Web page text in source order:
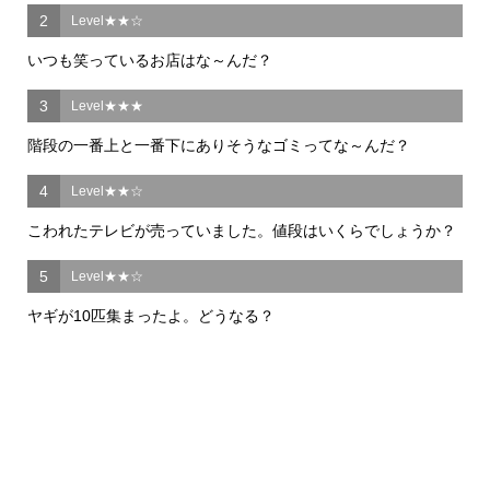
2 Level★★☆
いつも笑っているお店はな～んだ？
3 Level★★★
階段の一番上と一番下にありそうなゴミってな～んだ？
4 Level★★☆
こわれたテレビが売っていました。値段はいくらでしょうか？
5 Level★★☆
ヤギが10匹集まったよ。どうなる？